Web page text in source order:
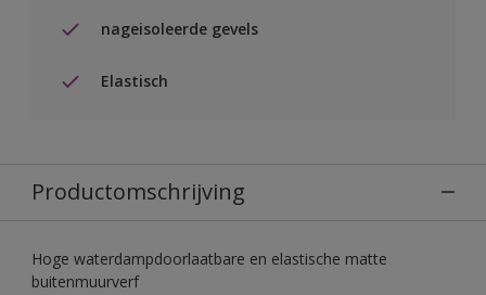
nageisoleerde gevels
Elastisch
Productomschrijving
Hoge waterdampdoorlaatbare en elastische matte
buitenmuurverf